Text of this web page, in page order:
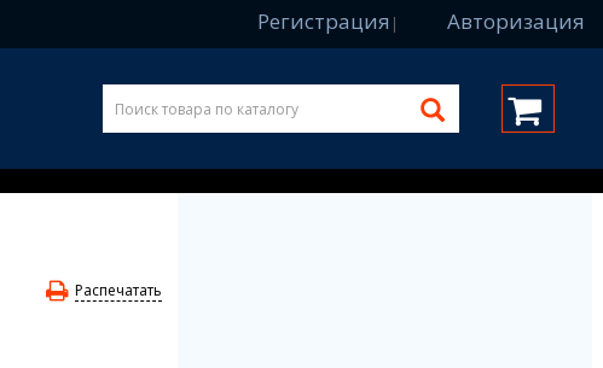
Регистрация | Авторизация
Распечатать